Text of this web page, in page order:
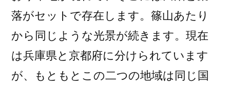
落がセットで存在します。篠山あたり
から同じような光景が続きます。現在
は兵庫県と京都府に分けられています
が、もともとこの二つの地域は同じ国